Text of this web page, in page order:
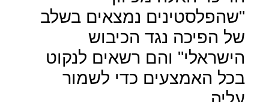
"שהפלסטינים נמצאים בשלב
של הפיכה נגד הכיבוש
הישראלי" והם רשאים לנקוט
בכל האמצעים כדי לשמור